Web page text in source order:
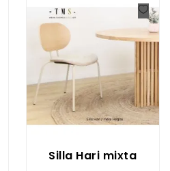
Silla Hari mixta